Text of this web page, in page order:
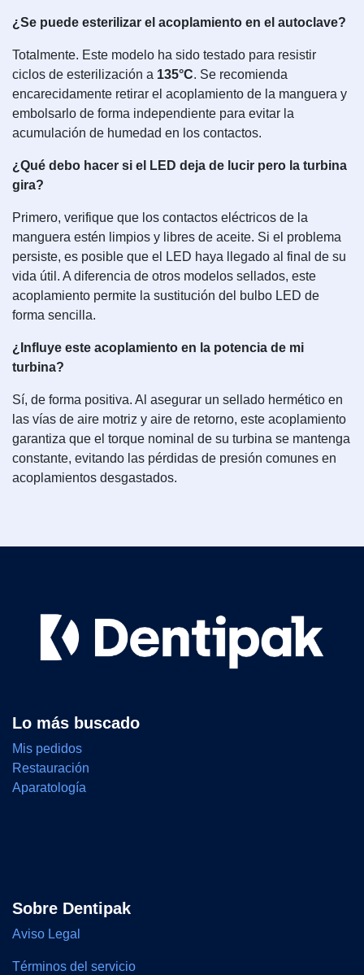
¿Se puede esterilizar el acoplamiento en el autoclave?
Totalmente. Este modelo ha sido testado para resistir
ciclos de esterilización a 135°C. Se recomienda
encarecidamente retirar el acoplamiento de la manguera y
embolsarlo de forma independiente para evitar la
acumulación de humedad en los contactos.
¿Qué debo hacer si el LED deja de lucir pero la turbina
gira?
Primero, verifique que los contactos eléctricos de la
manguera estén limpios y libres de aceite. Si el problema
persiste, es posible que el LED haya llegado al final de su
vida útil. A diferencia de otros modelos sellados, este
acoplamiento permite la sustitución del bulbo LED de
forma sencilla.
¿Influye este acoplamiento en la potencia de mi
turbina?
Sí, de forma positiva. Al asegurar un sellado hermético en
las vías de aire motriz y aire de retorno, este acoplamiento
garantiza que el torque nominal de su turbina se mantenga
constante, evitando las pérdidas de presión comunes en
acoplamientos desgastados.
Lo más buscado
Mis pedidos
Restauración
Aparatología
Sobre Dentipak
Aviso Legal
Términos del servicio